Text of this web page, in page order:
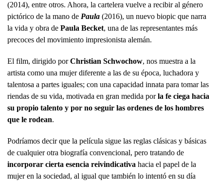
(2014), entre otros. Ahora, la cartelera vuelve a recibir al género
pictórico de la mano de Paula (2016), un nuevo biopic que narra
la vida y obra de Paula Becket, una de las representantes más
precoces del movimiento impresionista alemán.
El film, dirigido porChristian Schwochow, nos muestra a la
artista como una mujer diferente a las de su época, luchadora y
talentosa a partes iguales; con una capacidad innata para tomar las
riendas de su vida, motivada en gran medida porla fe ciega hacia
su propio talento y por no seguir las ordenes de los hombres
que le rodean.
Podríamos decir que la película sigue las reglas clásicas y básicas
de cualquier otra biografía convencional, pero tratando de
incorporar cierta esencia reivindicativa hacia el papel de la
mujer en la sociedad, al igual que también lo intentó en su día